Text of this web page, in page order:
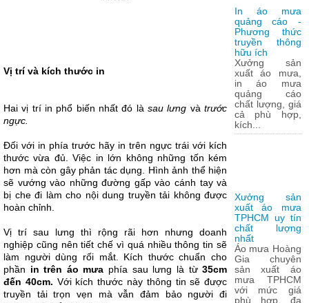
Vị trí và kích thước in
Hai vị trí in phổ biến nhất đó làsau lưng vàtrước
ngực.
Đối với in phía trước hãy in trên ngực trái với kích
thước vừa đủ. Việc in lớn không những tốn kém
hơn mà còn gây phản tác dụng. Hình ảnh thể hiện
sẽ vướng vào những đường gấp vào cánh tay và
bị che đi làm cho nội dung truyền tải không được
hoàn chỉnh.
Vị trí sau lưng thì rộng rãi hơn nhưng doanh
nghiệp cũng nên tiết chế vì quá nhiều thông tin sẽ
làm người dùng rối mắt. Kích thước chuẩn cho
phần in trên áo mưa phía sau lưng là từ35cm
đến 40cm. Với kích thước này thông tin sẽ được
truyền tải trọn vẹn mà vẫn đảm bảo người đi
In áo mưa
quảng cáo -
Phương thức
truyền thông
hữu ích
Xưởng sản
xuất áo mưa,
in áo mưa
quảng cáo
chất lượng, giá
cả phù hợp,
kích...
Xưởng sản
xuất áo mưa
TPHCM uy tín
chất lượng
nhất
Áo mưa Hoàng
Gia chuyên
sản xuất áo
mưa TPHCM
với mức giá
phù hợp, đa